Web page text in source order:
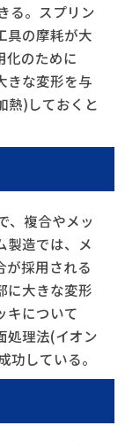
る。スプリン
具の摩耗が大
化のために
きな変形を与
熱)しておくと
、複合やメッ
製造では、メ
が採用される
に大きな変形
キについて
処理法(イオン
功している。